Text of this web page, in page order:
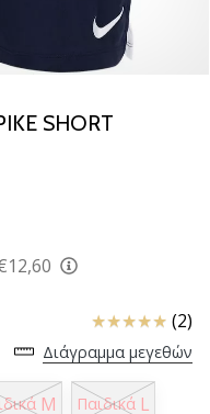
SHORT
Κριτικές (2)
Διάγραμμα μεγεθών
M Παιδικά L